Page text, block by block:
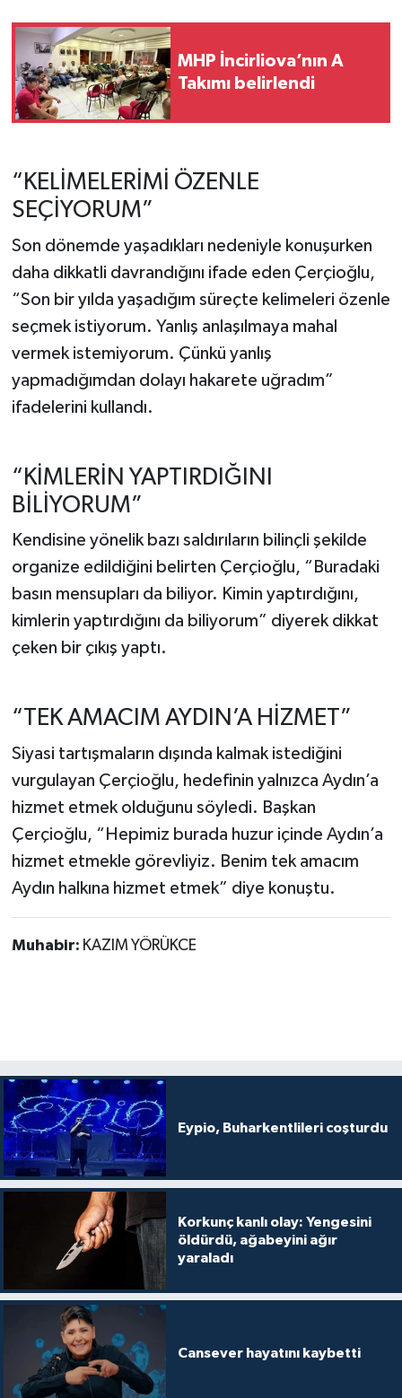
MHP İncirliova’nın A
Takımı belirlendi
“KELİMELERİMİ ÖZENLE
SEÇİYORUM”
Son dönemde yaşadıkları nedeniyle konuşurken
daha dikkatli davrandığını ifade eden Çerçioğlu,
“Son bir yılda yaşadığım süreçte kelimeleri özenle
seçmek istiyorum. Yanlış anlaşılmaya mahal
vermek istemiyorum. Çünkü yanlış
yapmadığımdan dolayı hakarete uğradım”
ifadelerini kullandı.
“KİMLERİN YAPTIRDIĞINI
BİLİYORUM”
Kendisine yönelik bazı saldırıların bilinçli şekilde
organize edildiğini belirten Çerçioğlu, “Buradaki
basın mensupları da biliyor. Kimin yaptırdığını,
kimlerin yaptırdığını da biliyorum” diyerek dikkat
çeken bir çıkış yaptı.
“TEK AMACIM AYDIN’A HİZMET”
Siyasi tartışmaların dışında kalmak istediğini
vurgulayan Çerçioğlu, hedefinin yalnızca Aydın’a
hizmet etmek olduğunu söyledi. Başkan
Çerçioğlu, “Hepimiz burada huzur içinde Aydın’a
hizmet etmekle görevliyiz. Benim tek amacım
Aydın halkına hizmet etmek” diye konuştu.
Muhabir: KAZIM YÖRÜKCE
Eypio, Buharkentlileri coşturdu
Korkunç kanlı olay: Yengesini
öldürdü, ağabeyini ağır
yaraladı
Cansever hayatını kaybetti